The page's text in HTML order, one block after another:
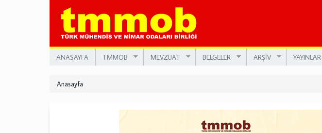
ANASAYFA TMMOB MEVZUAT BELGELER ARŞİV YAYINLAR
Anasayfa